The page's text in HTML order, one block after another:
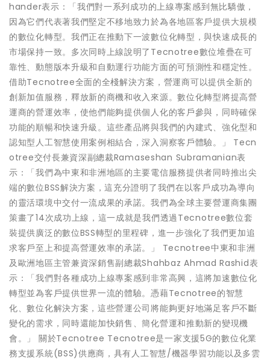
hander表示：「我們對一系列成功的上線專案感到無比驕傲，
因為它們代表著我們堅定不移地致力於為各地區客戶提供大規模
的數位化轉型。我們正在推動下一波數位化轉型，與快速成長的
市場保持一致。多次同時上線說明了Tecnotree數位堆疊在可
靠性、動態版本升級和自動運行功能方面的可預測性和穩定性。
借助Tecnotree全面的全棧解決方案，營運商可以提供全新的
創新加值服務，釋放新的商機和收入來源。數位化轉型將提高營
運商的營運效率，使他們能夠提供個人化的客戶參與，同時確保
功能的順暢和快速升級。這些產品將與我們的內建式、強化型和
認知型人工智慧使用案例相結合，深入洞察客戶體驗。」 Tecn
otree交付長兼資深副總裁Ramaseshan Subramanian表
示：「我們為中東和非洲地區的主要電信服務提供者同時推出尖
端的數位BSS解決方案，這充分證明了我們在以客戶成功為導向
的靈活環境中交付一流成果的承諾。我們為全球主要營運商集團
策畫了14次成功上線，這一成就是我們透過Tecnotree數位套
裝提供廣泛的數位BSS轉型的里程碑，進一步強化了我們更加追
求客戶至上和提高營運效率的承諾。」 Tecnotree中東和非洲
及歐洲地區主管兼資深銷售副總裁Shahbaz Ahmad Rashid表
示：「我們對各種成功上線專案感到非常高興，這將加速數位化
轉型並為客戶提供世界一流的體驗。憑藉Tecnotree的智慧
化、數位化解決方案，這些營運公司將能夠更好地滿足客戶不斷
變化的需求，同時還能加快銷售、簡化營運和推動新的變現機
會。」 關於Tecnotree Tecnotree是一家支援5G的數位化業
務支援系統(BSS)供應商，具有人工智慧/機器學習功能以及多雲